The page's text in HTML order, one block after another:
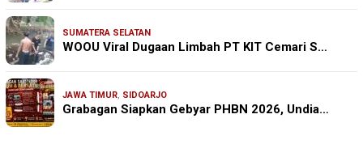
SUMATERA SELATAN
WOOU Viral Dugaan Limbah PT KIT Cemari S…
JAWA TIMUR, SIDOARJO
Grabagan Siapkan Gebyar PHBN 2026, Undia…